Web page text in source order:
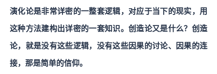
演化论是非常详密的一整套逻辑，对应于当下的现实，用
这种方法建构出详密的一套知识。创造论又是什么？创造
论，就是没有这些逻辑，没有这些因果的讨论、因果的连
接，那是简单的信仰。